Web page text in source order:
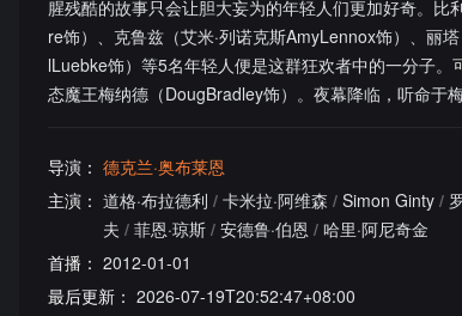
腥残酷的故事只会让胆大妄为的年轻人们更加好奇。比
re饰）、克鲁兹（艾米·列诺克斯AmyLennox饰）、丽
lLuebke饰）等5名年轻人便是这群狂欢者中的一分子
态魔王梅纳德（DougBradley饰）。夜幕降临，听命
导演： 德克兰·奥布莱恩
主演： 道格·布拉德利 / 卡米拉·阿维森 / Simon Ginty /
夫 / 菲恩·琼斯 / 安德鲁·伯恩 / 哈里·阿尼奇金
首播： 2012-01-01
最后更新： 2026-07-19T20:52:47+08:00